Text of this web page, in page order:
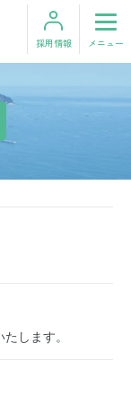
採用情報 メニュー
アクセス
します。